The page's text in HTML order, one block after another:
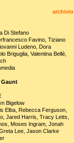
archivio
Di Stefano
Favino, Tiziano
Ludeno, Dora
Briguglia, Valentina Bellè,
Gaunt
Bigelow
Elba, Rebecca Ferguson,
Jared Harris, Tracy Letts,
Moses Ingram, Jonah
Lee, Jason Clarke